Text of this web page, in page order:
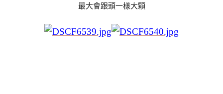
最大會跟頭一樣大顆